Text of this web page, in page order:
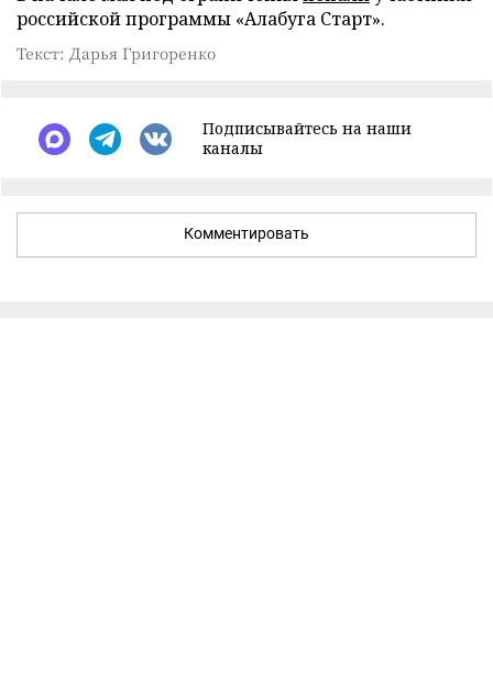
российской программы «Алабуга Старт».
Текст: Дарья Григоренко
Подписывайтесь на наши
каналы
Комментировать